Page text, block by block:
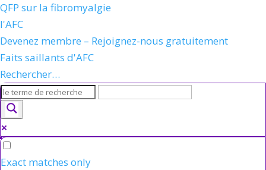
QFP sur la fibromyalgie
l'AFC
Devenez membre – Rejoignez-nous gratuitement
Faits saillants d'AFC
Rechercher…
Exact matches only